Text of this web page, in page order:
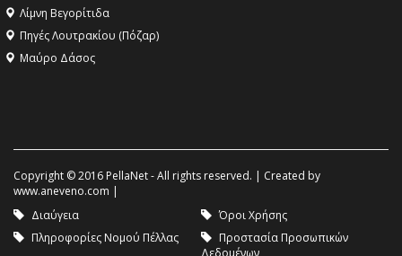
Λίμνη Βεγορίτιδα
Πηγές Λουτρακίου (Πόζαρ)
Μαύρο Δάσος
Copyright © 2016 PellaNet - All rights reserved. | Created by
www.aneveno.com |
Διαύγεια
Όροι Χρήσης
Πληροφορίες Νομού Πέλλας
Προστασία Προσωπικών